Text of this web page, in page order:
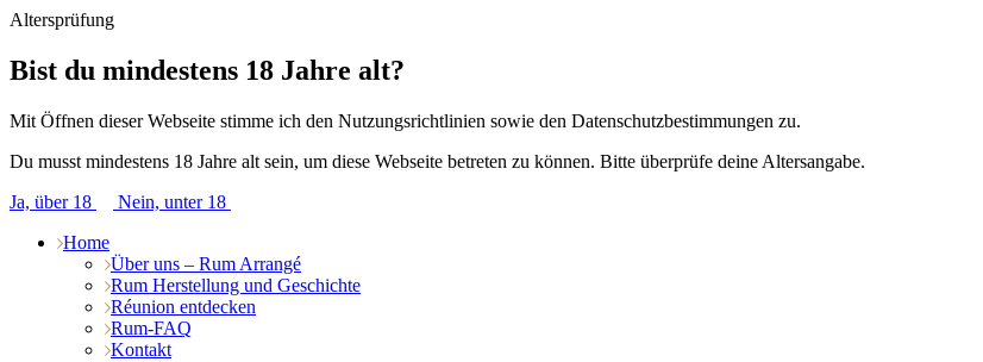
Altersprüfung
Bist du mindestens 18 Jahre alt?
Mit Öffnen dieser Webseite stimme ich den Nutzungsrichtlinien sowie den Datenschutzbestimmungen zu.
Du musst mindestens 18 Jahre alt sein, um diese Webseite betreten zu können. Bitte überprüfe deine Altersangabe.
Ja, über 18
Nein, unter 18
Home
Über uns – Rum Arrangé
Rum Herstellung und Geschichte
Réunion entdecken
Rum-FAQ
Kontakt